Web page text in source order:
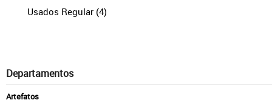
Usados Regular (4)
Departamentos
Artefatos